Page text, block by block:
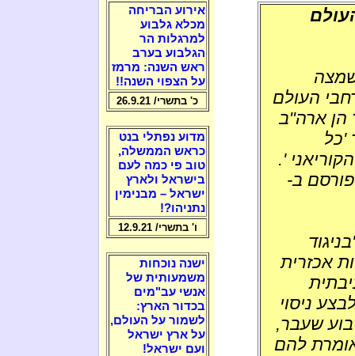
העולם
הן ארה"ב
'כל
'.
ב-
אכזרית
ניסוי
הבין-יבשתי 'מינוטמן 3' בשבוע שעבר,
להם
אירוע הבריחה
מכלא גלבוע
למרגלות הר
הגלבוע בערב
ראש השנה: מרמז
על הצפוי השנה!!
כ' בתשרי/ 26.9.21
מדוע נפתלי בנט
כראש הממשלה,
טוב פי כמה לעם
בישראל ולארץ
ישראל – מבנימין
נתניהו?!
ו' בתשרי/ 12.9.21
ישנה נוכחות
משמעותית של
אנשי עב"מים
בכדור הארץ:
לשמור על העולם,
על ארץ ישראל
ועם ישראל!